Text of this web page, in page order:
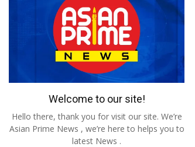
Welcome to our site!
Hello there, thank you for visit our site. We’re
Asian Prime News , we’re here to helps you to
latest News .